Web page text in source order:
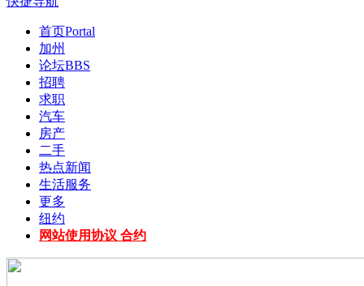
首页Portal
加州
论坛BBS
招聘
求职
汽车
房产
二手
热点新闻
生活服务
更多
纽约
网站使用协议 合约